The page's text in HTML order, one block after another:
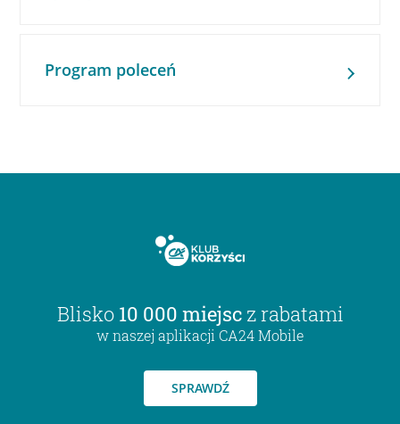
Program poleceń
Blisko 10 000 miejsc z rabatami
w naszej aplikacji CA24 Mobile
SPRAWDŹ